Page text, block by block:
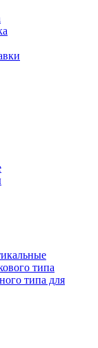
типа
типа для